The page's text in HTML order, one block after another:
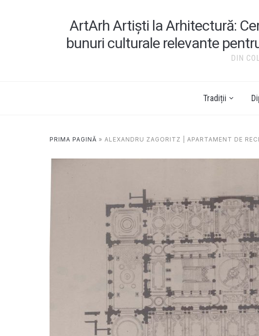
ArtArh Artiști la Arhitectură:
bunuri culturale relevante
DIN
Tradiții
PRIMA PAGINĂ » ALEXANDRU ZAGORITZ | APARTAMENT DE